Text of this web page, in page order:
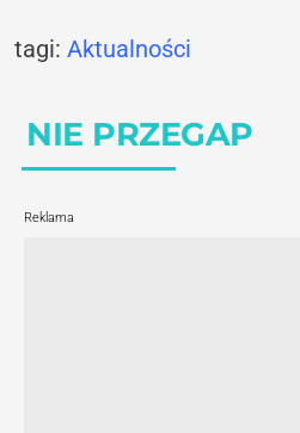
tagi:Aktualności
NIE PRZEGAP
Reklama